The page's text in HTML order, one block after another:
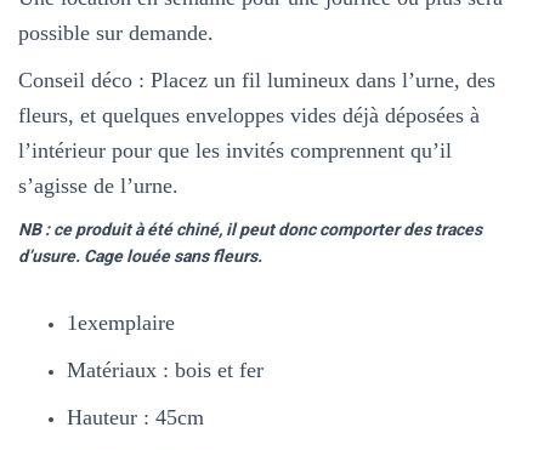
possible sur demande.
Conseil déco : Placez un fil lumineux dans l’urne, des
fleurs, et quelques enveloppes vides déjà déposées à
l’intérieur pour que les invités comprennent qu’il
s’agisse de l’urne.
NB : ce produit à été chiné, il peut donc comporter des traces
d’usure. Cage louée sans fleurs.
1exemplaire
Matériaux : bois et fer
Hauteur : 45cm